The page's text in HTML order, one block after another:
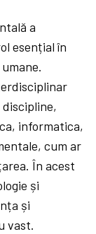
a
esențial în
informatica,
cum ar
În acest
și
și
vast.